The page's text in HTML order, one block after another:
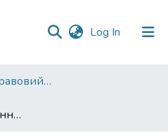
Log In (current)
04. Економіко-правовий факультет
Проблеми впровадження результатів окремих освітніх проектів в Україні